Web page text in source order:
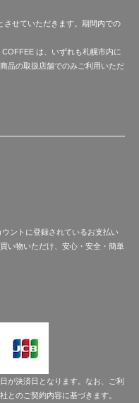
させていただきます。期間内での
COFFEE は、いずれも札幌市内に
品の取扱店舗でのみご利用いただ
ントに登録されているお支払い
い物いただけ、安心・安全・簡単
が決済日となります。なお、ご利
とのご契約内容に基づきます。